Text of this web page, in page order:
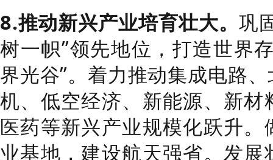
8.推动新兴产业培育壮大。 巩
树一帜”领先地位， 打造世界
界光谷”。着力推动集成电路
机、低空经济、新能源、 新材
医药等新兴产业规模化跃升
业基地，建设航天强省。发